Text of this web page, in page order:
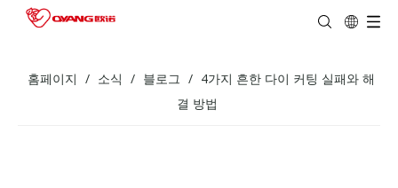
홈페이지 / 소식 / 블로그 / 4가지 흔한 다이 커팅 실패와 해
결 방법